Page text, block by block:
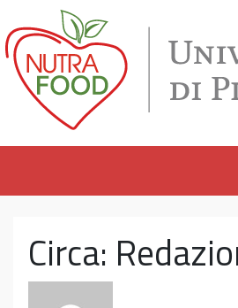
Vai al contenuto
Circa: